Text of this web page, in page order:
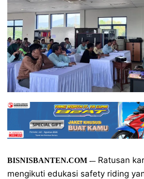
BISNISBANTEN.COM -–Ratusan
mengikuti edukasi safety riding